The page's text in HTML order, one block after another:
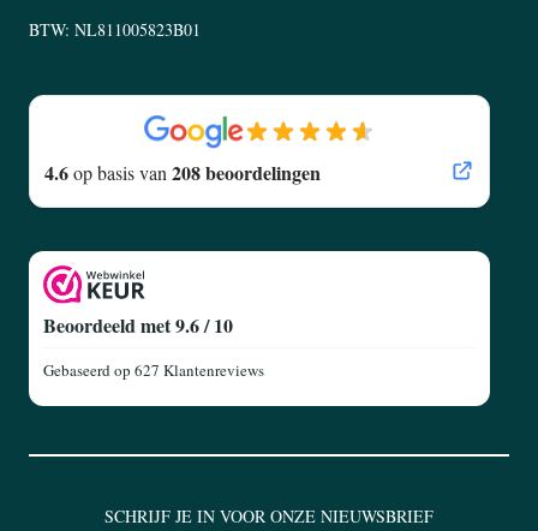
BTW: NL811005823B01
4.6op basis van 208 beoordelingen
Beoordeeld met 9.6 / 10
Gebaseerd op 627 Klantenreviews
SCHRIJF JE IN VOOR ONZE NIEUWSBRIEF